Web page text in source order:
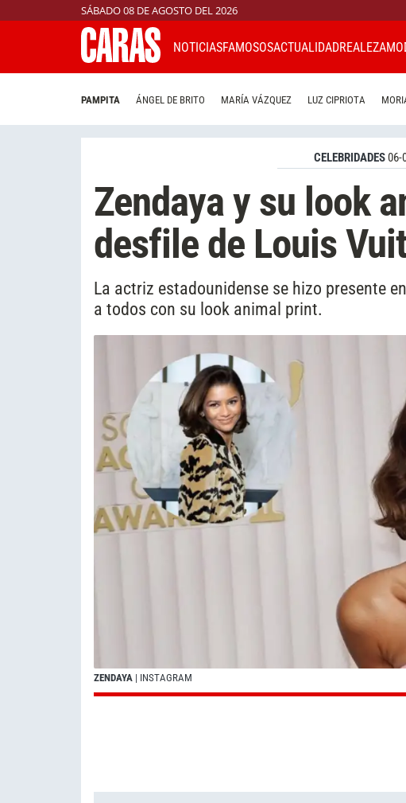
SÁBADO 08 DE AGOSTO DEL 2026
NOTICIASFAMOSOSACTUALIDADREALEZA
PAMPITA ÁNGEL DE BRITO MARÍA VÁZQUEZ LUZ CIPRIOTA
CELEBRIDADES06-
Zendaya y su look
desfile de Louis
La actriz estadounidense se hizo presente
a todos con su look animal print.
ZENDAYA | INSTAGRAM